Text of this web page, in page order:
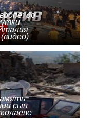
до
сын